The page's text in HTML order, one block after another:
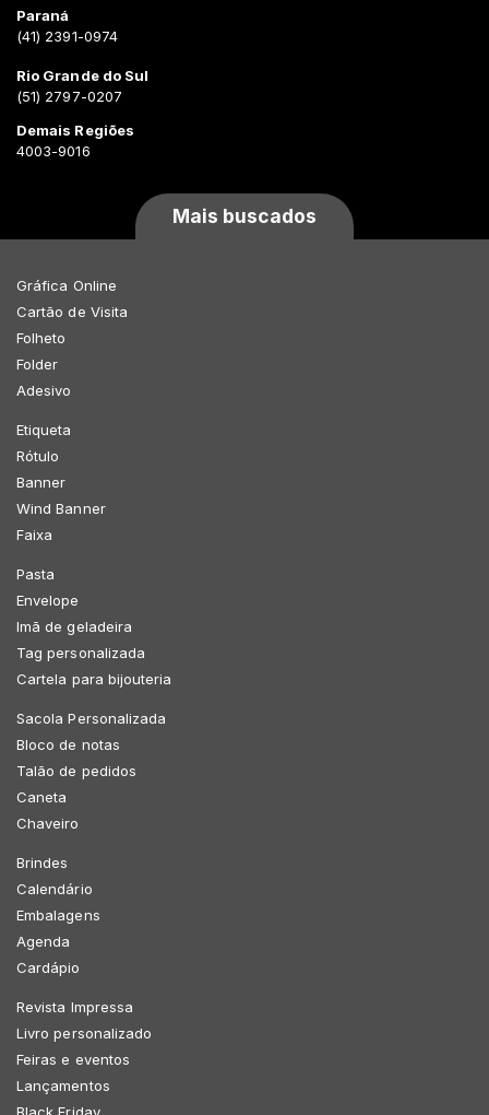
Paraná
(41) 2391-0974
Rio Grande do Sul
(51) 2797-0207
Demais Regiões
4003-9016
Mais buscados
Gráfica Online
Cartão de Visita
Folheto
Folder
Adesivo
Etiqueta
Rótulo
Banner
Wind Banner
Faixa
Pasta
Envelope
Imã de geladeira
Tag personalizada
Cartela para bijouteria
Sacola Personalizada
Bloco de notas
Talão de pedidos
Caneta
Chaveiro
Brindes
Calendário
Embalagens
Agenda
Cardápio
Revista Impressa
Livro personalizado
Feiras e eventos
Lançamentos
Black Friday